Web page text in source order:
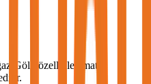
Gölü özellikle amatör